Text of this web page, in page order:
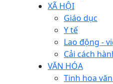
XÃ HỘI
Giáo dục
Y tế
Lao động -
Cải cách
VĂN HÓA
Tinh hoa